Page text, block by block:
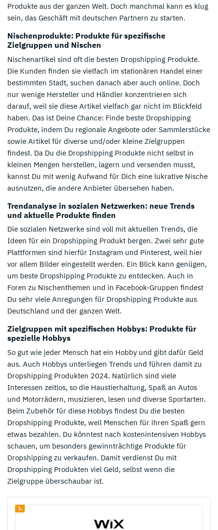
Produkte aus der ganzen Welt. Doch manchmal kann es klug
sein, das Geschäft mit deutschen Partnern zu starten.
Nischenprodukte: Produkte für spezifische
Zielgruppen und Nischen
Nischenartikel sind oft die besten Dropshipping Produkte.
Die Kunden finden sie vielfach im stationären Handel einer
bestimmten Stadt, suchen danach aber auch online. Doch
nur wenige Hersteller und Händler konzentrieren sich
darauf, weil sie diese Artikel vielfach gar nicht im Blickfeld
haben. Das ist Deine Chance: Finde beste Dropshipping
Produkte, indem Du regionale Angebote oder Sammlerstücke
sowie Artikel für diverse und/oder kleine Zielgruppen
findest. Da Du die Dropshipping Produkte nicht selbst in
kleinen Mengen herstellen, lagern und versenden musst,
kannst Du mit wenig Aufwand für Dich eine lukrative Nische
ausnutzen, die andere Anbieter übersehen haben.
Trendanalyse in sozialen Netzwerken: neue Trends
und aktuelle Produkte finden
Die sozialen Netzwerke sind voll mit aktuellen Trends, die
Ideen für ein Dropshipping Produkt bergen. Zwei sehr gute
Plattformen sind hierfür Instagram und Pinterest, weil hier
vor allem Bilder eingestellt werden. Ein Blick kann genügen,
um beste Dropshipping Produkte zu entdecken. Auch in
Foren zu Nischenthemen und in Facebook-Gruppen findest
Du sehr viele Anregungen für Dropshipping Produkte aus
Deutschland und der ganzen Welt.
Zielgruppen mit spezifischen Hobbys: Produkte für
spezielle Hobbys
So gut wie jeder Mensch hat ein Hobby und gibt dafür Geld
aus. Auch Hobbys unterliegen Trends und führen damit zu
Dropshipping Produkten 2024. Natürlich sind viele
Interessen zeitlos, so die Haustierhaltung, Spaß an Autos
und Motorrädern, musizieren, lesen und diverse Sportarten.
Beim Zubehör für diese Hobbys findest Du die besten
Dropshipping Produkte, weil Menschen für ihren Spaß gern
etwas bezahlen. Du könntest nach kostenintensiven Hobbys
schauen, um besonders gewinnträchtige Produkte für
Dropshipping zu verkaufen. Damit verdienst Du mit
Dropshipping Produkten viel Geld, selbst wenn die
Zielgruppe überschaubar ist.
1.